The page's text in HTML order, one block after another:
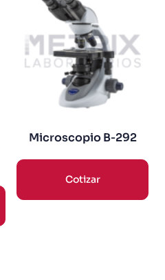
Microscopio B‑292
Cotizar